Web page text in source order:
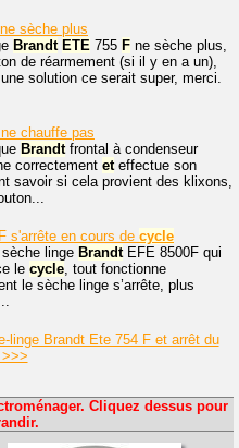
ne sèche plus
Brandt ETE 755 F ne sèche plus,
de réarmement (si il y en a un),
solution ce serait super, merci.
chauffe pas
Brandtfrontal à condenseur
correctement eteffectue son
savoir si cela provient des klixons,
s'arrête en cours de cycle
linge BrandtEFE 8500F qui
le cycle, tout fonctionne
le sèche linge s’arrête, plus
linge Brandt Ete 754 F et arrêt du
Cliquez dessus pour